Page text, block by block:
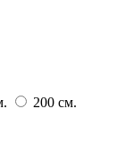
200 см.